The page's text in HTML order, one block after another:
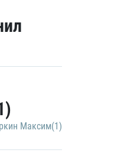
Максим(1)